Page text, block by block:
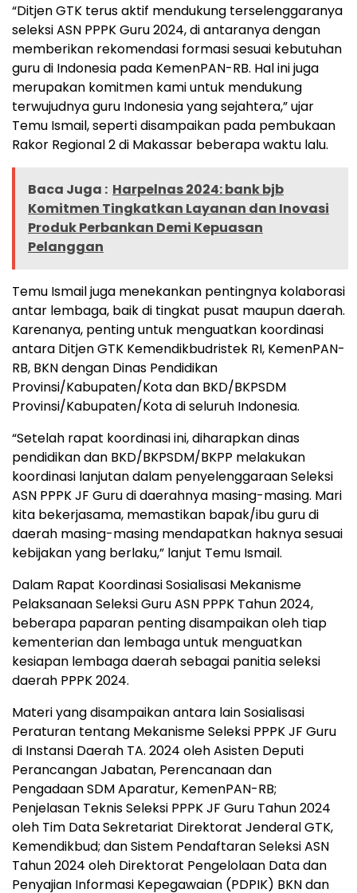
“Ditjen GTK terus aktif mendukung terselenggaranya
seleksi ASN PPPK Guru 2024, di antaranya dengan
memberikan rekomendasi formasi sesuai kebutuhan
guru di Indonesia pada KemenPAN-RB. Hal ini juga
merupakan komitmen kami untuk mendukung
terwujudnya guru Indonesia yang sejahtera,” ujar
Temu Ismail, seperti disampaikan pada pembukaan
Rakor Regional 2 di Makassar beberapa waktu lalu.
Baca Juga : Harpelnas 2024: bank bjb
Komitmen Tingkatkan Layanan dan Inovasi
Produk Perbankan Demi Kepuasan
Pelanggan
Temu Ismail juga menekankan pentingnya kolaborasi
antar lembaga, baik di tingkat pusat maupun daerah.
Karenanya, penting untuk menguatkan koordinasi
antara Ditjen GTK Kemendikbudristek RI, KemenPAN-
RB, BKN dengan Dinas Pendidikan
Provinsi/Kabupaten/Kota dan BKD/BKPSDM
Provinsi/Kabupaten/Kota di seluruh Indonesia.
“Setelah rapat koordinasi ini, diharapkan dinas
pendidikan dan BKD/BKPSDM/BKPP melakukan
koordinasi lanjutan dalam penyelenggaraan Seleksi
ASN PPPK JF Guru di daerahnya masing-masing. Mari
kita bekerjasama, memastikan bapak/ibu guru di
daerah masing-masing mendapatkan haknya sesuai
kebijakan yang berlaku,” lanjut Temu Ismail.
Dalam Rapat Koordinasi Sosialisasi Mekanisme
Pelaksanaan Seleksi Guru ASN PPPK Tahun 2024,
beberapa paparan penting disampaikan oleh tiap
kementerian dan lembaga untuk menguatkan
kesiapan lembaga daerah sebagai panitia seleksi
daerah PPPK 2024.
Materi yang disampaikan antara lain Sosialisasi
Peraturan tentang Mekanisme Seleksi PPPK JF Guru
di Instansi Daerah TA. 2024 oleh Asisten Deputi
Perancangan Jabatan, Perencanaan dan
Pengadaan SDM Aparatur, KemenPAN-RB;
Penjelasan Teknis Seleksi PPPK JF Guru Tahun 2024
oleh Tim Data Sekretariat Direktorat Jenderal GTK,
Kemendikbud; dan Sistem Pendaftaran Seleksi ASN
Tahun 2024 oleh Direktorat Pengelolaan Data dan
Penyajian Informasi Kepegawaian (PDPIK) BKN dan